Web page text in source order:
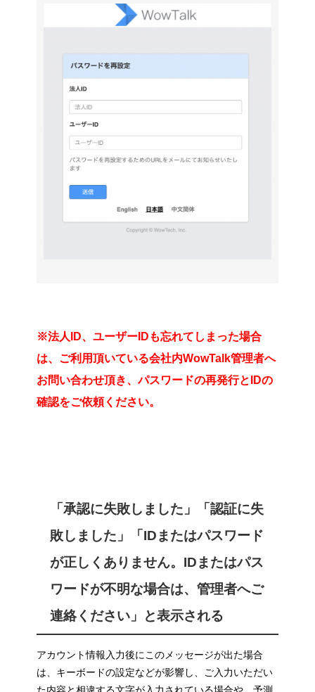
※法人ID、ユーザーIDも忘れてしまった場合
は、ご利用頂いている会社内WowTalk管理者へ
お問い合わせ頂き、パスワードの再発行とIDの
確認をご依頼ください。
「承認に失敗しました」「認証に失
敗しました」「IDまたはパスワード
が正しくありません。IDまたはパス
ワードが不明な場合は、管理者へご
連絡ください」と表示される
アカウント情報入力後にこのメッセージが出た場合
は、キーボードの設定などが影響し、ご入力いただい
た内容と相違する文字が入力されている場合や、予測